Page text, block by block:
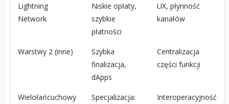
Lightning
Network
Niskie opłaty,
szybkie
płatności
UX, płynność
kanałów
Warstwy 2 (inne)
Szybka
finalizacja,
dApps
Centralizacja
części funkcji
Wielołańcuchowy
Specjalizacja:
Interoperacyjność